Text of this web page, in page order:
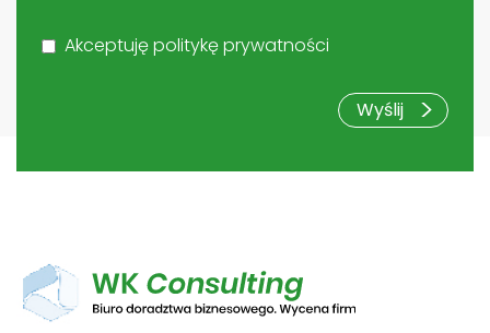
Akceptuję politykę prywatności